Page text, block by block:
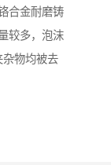
合金耐磨铸
较多，泡沫
物均被去